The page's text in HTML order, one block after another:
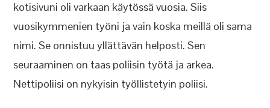
kotisivuni oli varkaan käytössä vuosia. Siis
vuosikymmenien työni ja vain koska meillä oli sama
nimi. Se onnistuu yllättävän helposti. Sen
seuraaminen on taas poliisin työtä ja arkea.
Nettipoliisi on nykyisin työllistetyin poliisi.